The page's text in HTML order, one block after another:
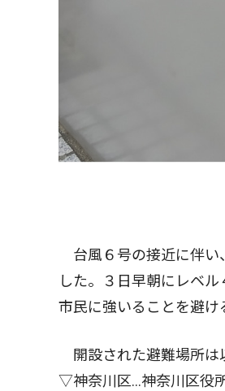
台風６号の接近に伴い
した。３日早朝にレベ
市民に強いることを避け
開設された避難場所は
▽神奈川区…神奈川区役